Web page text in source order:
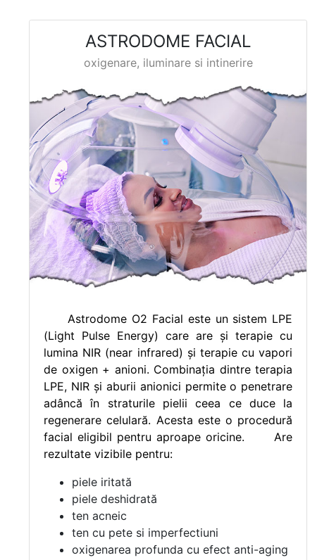
ASTRODOME FACIAL
oxigenare, iluminare si intinerire
Astrodome O2 Facial este un sistem LPE
(Light Pulse Energy) care are și terapie cu
lumina NIR (near infrared) și terapie cu vapori
de oxigen + anioni. Combinația dintre terapia
LPE, NIR și aburii anionici permite o penetrare
adâncă în straturile pielii ceea ce duce la
regenerare celulară. Acesta este o procedură
facial eligibil pentru aproape oricine. Are
rezultate vizibile pentru:
piele iritată
piele deshidrată
ten acneic
ten cu pete si imperfectiuni
oxigenarea profunda cu efect anti-aging